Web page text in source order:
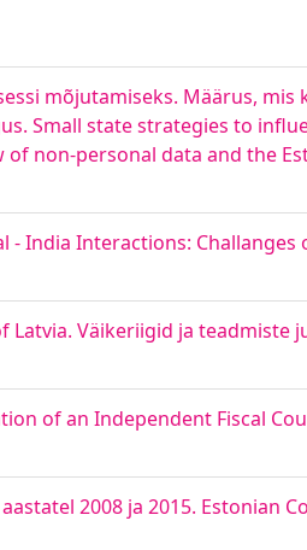
mõjutamiseks. Määrus,
Small state strategies to
non-personal data and the
- India Interactions: Challanges
Latvia. Väikeriigid ja teadmiste
of an Independent Fiscal
2008 ja 2015. Estonian